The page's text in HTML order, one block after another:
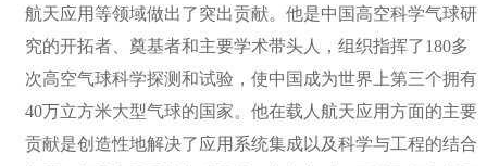
航天应用等领域做出了突出贡献。他是中国高空科学气球研
究的开拓者、奠基者和主要学术带头人，组织指挥了180多
次高空气球科学探测和试验，使中国成为世界上第三个拥有
40万立方米大型气球的国家。他在载人航天应用方面的主要
贡献是创造性地解决了应用系统集成以及科学与工程的结合